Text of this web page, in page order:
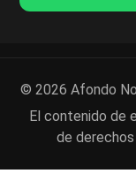
© 2026 Afondo
El contenido de
de